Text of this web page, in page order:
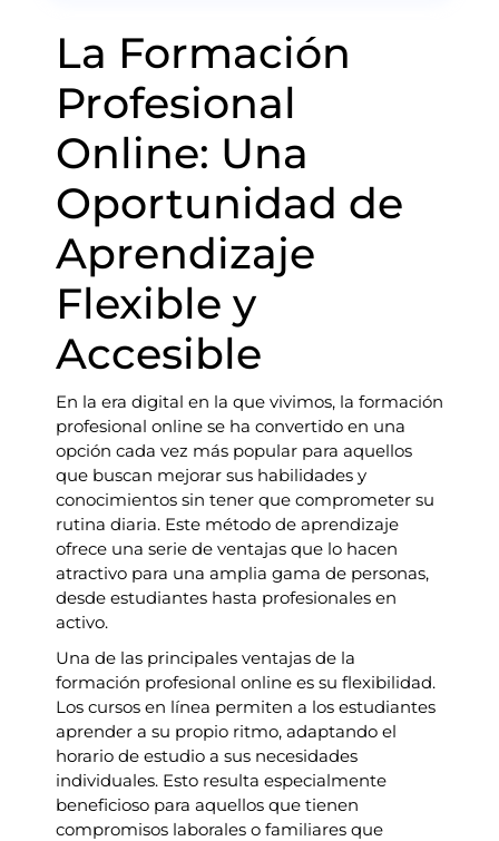
La Formación
Profesional
Online: Una
Oportunidad de
Aprendizaje
Flexible y
Accesible
En la era digital en la que vivimos, la formación
profesional online se ha convertido en una
opción cada vez más popular para aquellos
que buscan mejorar sus habilidades y
conocimientos sin tener que comprometer su
rutina diaria. Este método de aprendizaje
ofrece una serie de ventajas que lo hacen
atractivo para una amplia gama de personas,
desde estudiantes hasta profesionales en
activo.
Una de las principales ventajas de la
formación profesional online es su flexibilidad.
Los cursos en línea permiten a los estudiantes
aprender a su propio ritmo, adaptando el
horario de estudio a sus necesidades
individuales. Esto resulta especialmente
beneficioso para aquellos que tienen
compromisos laborales o familiares que